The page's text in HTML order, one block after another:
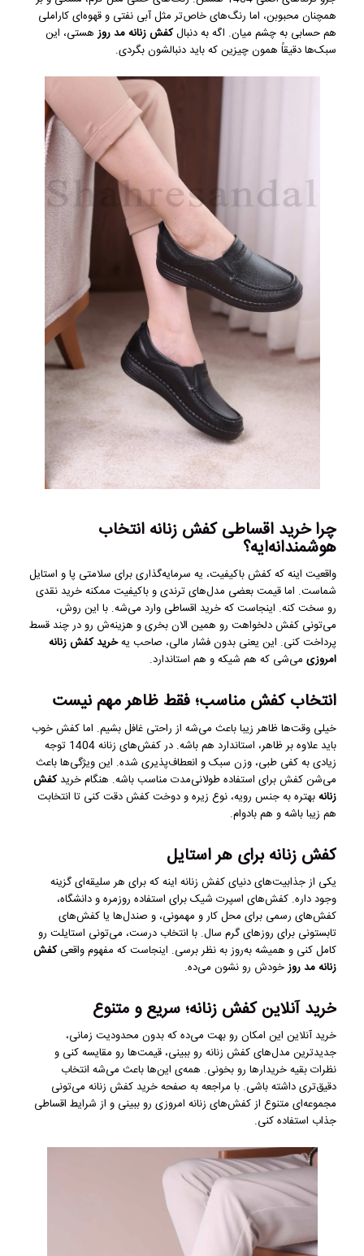
همچنان محبوبن، اما رنگ‌های خاص‌تر مثل آبی نفتی و قهوه‌ای کاراملی
هم حسابی به چشم میان. اگه به دنبالکفش زنانه مد روزهستی، این
سبک‌ها دقیقاً همون چیزین که باید دنبالشون بگردی.
چرا خرید اقساطی کفش زنانه انتخاب
هوشمندانه‌ایه؟
واقعیت اینه که کفش باکیفیت، یه سرمایه‌گذاری برای سلامتی پا و استایل
شماست. اما قیمت بعضی مدل‌های ترندی و باکیفیت ممکنه خرید نقدی
رو سخت کنه. اینجاست که خرید اقساطی وارد می‌شه. با این روش،
می‌تونی کفش دلخواهت رو همین الان بخری و هزینه‌ش رو در چند قسط
پرداخت کنی. این یعنی بدون فشار مالی، صاحب یهخرید کفش زنانه
امروزیمی‌شی که هم شیکه و هم استاندارد.
انتخاب کفش مناسب؛ فقط ظاهر مهم نیست
خیلی وقت‌ها ظاهر زیبا باعث می‌شه از راحتی غافل بشیم. اما کفش خوب
باید علاوه بر ظاهر، استاندارد هم باشه. در کفش‌های زنانه 1404 توجه
زیادی به کفی طبی، وزن سبک و انعطاف‌پذیری شده. این ویژگی‌ها باعث
می‌شن کفش برای استفاده طولانی‌مدت مناسب باشه. هنگام خریدکفش
زنانهبهتره به جنس رویه، نوع زیره و دوخت کفش دقت کنی تا انتخابت
هم زیبا باشه و هم بادوام.
کفش زنانه برای هر استایل
یکی از جذابیت‌های دنیای کفش زنانه اینه که برای هر سلیقه‌ای گزینه
وجود داره. کفش‌های اسپرت شیک برای استفاده روزمره و دانشگاه،
کفش‌های رسمی برای محل کار و مهمونی، و صندل‌ها یا کفش‌های
تابستونی برای روزهای گرم سال. با انتخاب درست، می‌تونی استایلت رو
کامل کنی و همیشه به‌روز به نظر برسی. اینجاست که مفهوم واقعیکفش
زنانه مد روزخودش رو نشون می‌ده.
خرید آنلاین کفش زنانه؛ سریع و متنوع
خرید آنلاین این امکان رو بهت می‌ده که بدون محدودیت زمانی،
جدیدترین مدل‌های کفش زنانه رو ببینی، قیمت‌ها رو مقایسه کنی و
نظرات بقیه خریدارها رو بخونی. همه‌ی این‌ها باعث می‌شه انتخاب
دقیق‌تری داشته باشی. با مراجعه به صفحه خرید کفش زنانه می‌تونی
مجموعه‌ای متنوع از کفش‌های زنانه امروزی رو ببینی و از شرایط اقساطی
جذاب استفاده کنی.